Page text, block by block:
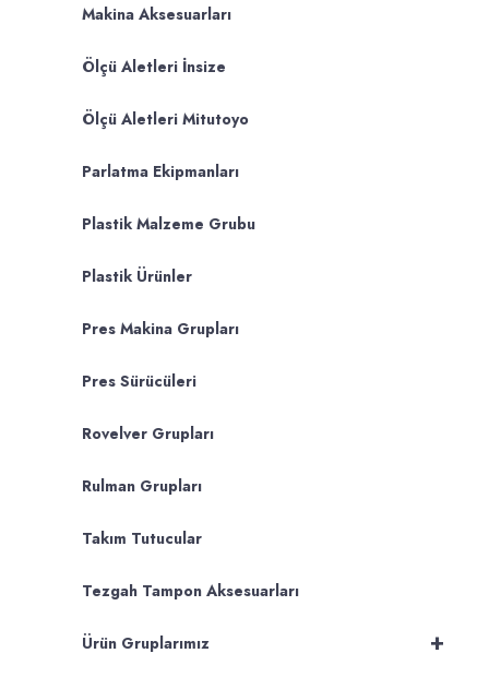
Makina Aksesuarları
Ölçü Aletleri İnsize
Ölçü Aletleri Mitutoyo
Parlatma Ekipmanları
Plastik Malzeme Grubu
Plastik Ürünler
Pres Makina Grupları
Pres Sürücüleri
Rovelver Grupları
Rulman Grupları
Takım Tutucular
Tezgah Tampon Aksesuarları
+
Ürün Gruplarımız